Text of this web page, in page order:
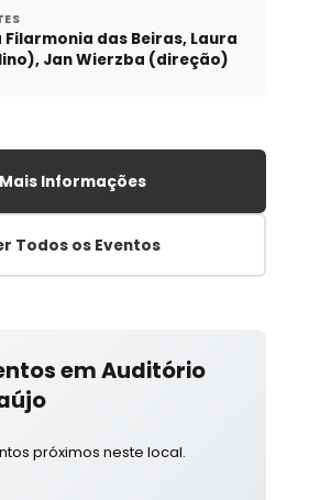
das Beiras, Laura
Jan Wierzba (direção)
Mais Informações
Todos os Eventos
em Auditório
próximos neste local.